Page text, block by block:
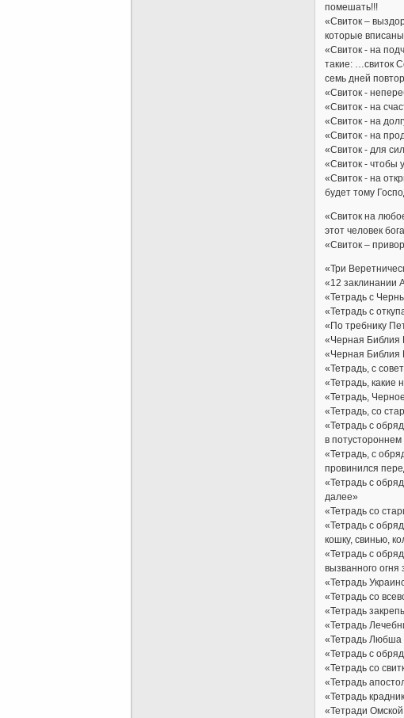
помешать!!!
«Свиток –
которые вписаны
«Свиток - на
такие: …свиток
семь дней
«Свиток -
«Свиток - на
«Свиток - на
«Свиток - на
«Свиток - для
«Свиток - чтобы
«Свиток - на
будет тому
«Свиток на
этот человек
«Свиток –
«Три
«12 заклинании
«Тетрадь с
«Тетрадь с
«По требнику
«Черная Библия
«Черная Библия
«Тетрадь, с
«Тетрадь,
«Тетрадь,
«Тетрадь, со
«Тетрадь с
в
«Тетрадь, с
провинился
«Тетрадь с
далее»
«Тетрадь со
«Тетрадь с
кошку, свинью,
«Тетрадь с
вызванного огня
«Тетрадь
«Тетрадь со
«Тетрадь
«Тетрадь
«Тетрадь Любша
«Тетрадь с
«Тетрадь со
«Тетрадь
«Тетрадь
«Тетради